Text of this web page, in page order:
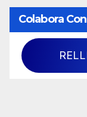
Colabora